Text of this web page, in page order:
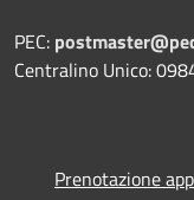
PEC:
Centralino Unico:
Prenotazione